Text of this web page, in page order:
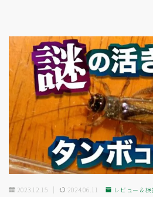
2023.12.15 2024.06.11 レビュー＆検